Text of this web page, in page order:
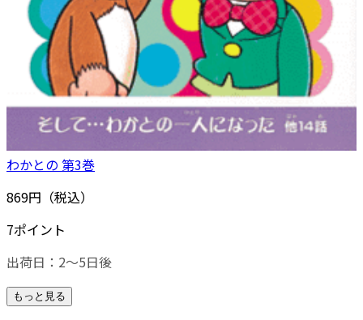
わかとの 第3巻
869円（税込）
7ポイント
出荷日：2～5日後
もっと見る